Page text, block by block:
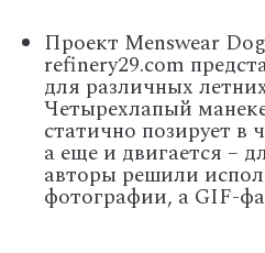
Проект Menswear
refinery29.com
для различных
Четырехлапый
статично позирует в
а еще и двигается –
авторы решили
фотографии, а GIF-